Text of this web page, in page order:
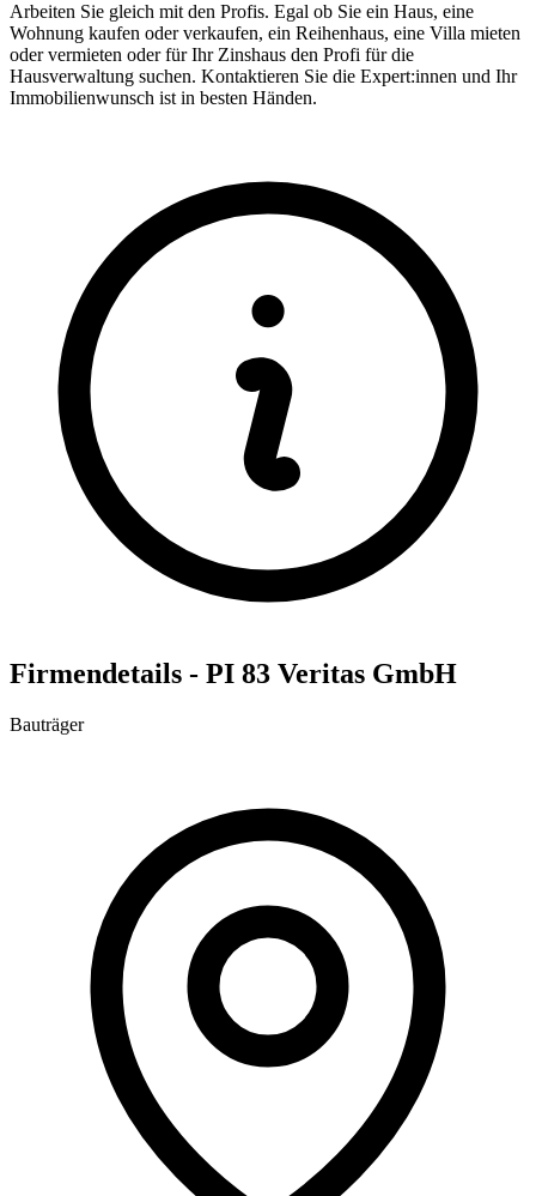
Arbeiten Sie gleich mit den Profis. Egal ob Sie ein Haus, eine
Wohnung kaufen oder verkaufen, ein Reihenhaus, eine Villa mieten
oder vermieten oder für Ihr Zinshaus den Profi für die
Hausverwaltung suchen. Kontaktieren Sie die Expert:innen und Ihr
Immobilienwunsch ist in besten Händen.
Firmendetails - PI 83 Veritas GmbH
Bauträger